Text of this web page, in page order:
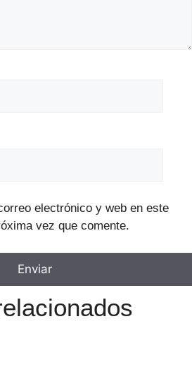
electrónico y web en este
vez que comente.